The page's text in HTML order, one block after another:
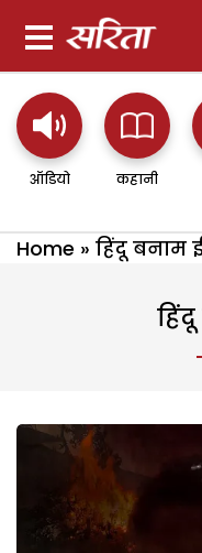
ऑडियो कहानी
Home » हिंदू बनाम